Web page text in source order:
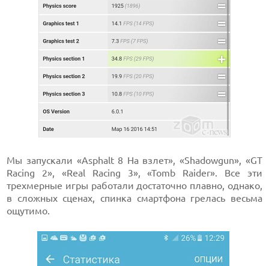
Мы запускали «Asphalt 8 На взлет», «Shadowgun», «GT
Racing 2», «Real Racing 3», «Tomb Raider». Все эти
трехмерные игры работали достаточно плавно, однако,
в сложных сценах, спинка смартфона грелась весьма
ощутимо.